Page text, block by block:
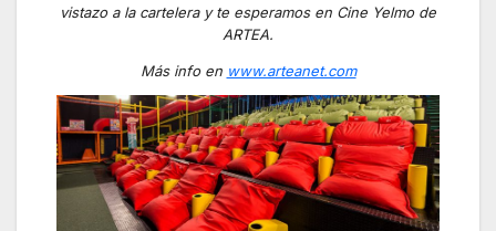
vistazo a la cartelera y te esperamos en Cine Yelmo de
ARTEA.
Más info en www.arteanet.com